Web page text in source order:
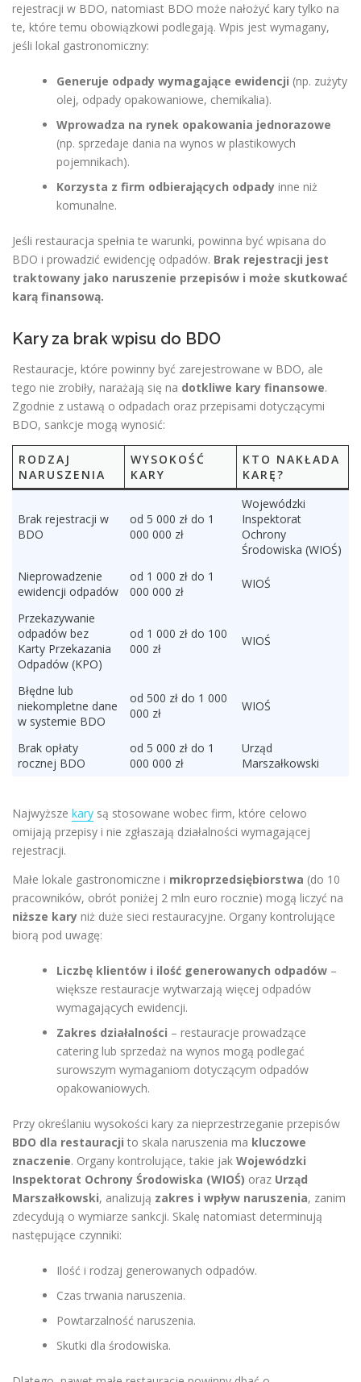
rejestracji w BDO, natomiast BDO może nałożyć kary tylko na
te, które temu obowiązkowi podlegają. Wpis jest wymagany,
jeśli lokal gastronomiczny:
Generuje odpady wymagające ewidencji (np. zużyty
olej, odpady opakowaniowe, chemikalia).
Wprowadza na rynek opakowania jednorazowe
(np. sprzedaje dania na wynos w plastikowych
pojemnikach).
Korzysta z firm odbierających odpady inne niż
komunalne.
Jeśli restauracja spełnia te warunki, powinna być wpisana do
BDO i prowadzić ewidencję odpadów. Brak rejestracji jest
traktowany jako naruszenie przepisów i może skutkować
karą finansową.
Kary za brak wpisu do BDO
Restauracje, które powinny być zarejestrowane w BDO, ale
tego nie zrobiły, narażają się na dotkliwe kary finansowe.
Zgodnie z ustawą o odpadach oraz przepisami dotyczącymi
BDO, sankcje mogą wynosić:
RODZAJ
NARUSZENIA
WYSOKOŚĆ
KARY
KTO NAKŁADA
KARĘ?
Brak rejestracji w
BDO
od 5 000 zł do 1
000 000 zł
Wojewódzki
Inspektorat
Ochrony
Środowiska (WIOŚ)
Nieprowadzenie
ewidencji odpadów
od 1 000 zł do 1
000 000 zł
WIOŚ
Przekazywanie
odpadów bez
Karty Przekazania
Odpadów (KPO)
od 1 000 zł do 100
000 zł
WIOŚ
Błędne lub
niekompletne dane
w systemie BDO
od 500 zł do 1 000
000 zł
WIOŚ
Brak opłaty
rocznej BDO
od 5 000 zł do 1
000 000 zł
Urząd
Marszałkowski
Najwyższe kary są stosowane wobec firm, które celowo
omijają przepisy i nie zgłaszają działalności wymagającej
rejestracji.
Małe lokale gastronomiczne i mikroprzedsiębiorstwa (do 10
pracowników, obrót poniżej 2 mln euro rocznie) mogą liczyć na
niższe kary niż duże sieci restauracyjne. Organy kontrolujące
biorą pod uwagę:
Liczbę klientów i ilość generowanych odpadów –
większe restauracje wytwarzają więcej odpadów
wymagających ewidencji.
Zakres działalności – restauracje prowadzące
catering lub sprzedaż na wynos mogą podlegać
surowszym wymaganiom dotyczącym odpadów
opakowaniowych.
Przy określaniu wysokości kary za nieprzestrzeganie przepisów
BDO dla restauracji to skala naruszenia ma kluczowe
znaczenie. Organy kontrolujące, takie jak Wojewódzki
Inspektorat Ochrony Środowiska (WIOŚ) oraz Urząd
Marszałkowski, analizują zakres i wpływ naruszenia, zanim
zdecydują o wymiarze sankcji. Skalę natomiast determinują
następujące czynniki:
Ilość i rodzaj generowanych odpadów.
Czas trwania naruszenia.
Powtarzalność naruszenia.
Skutki dla środowiska.